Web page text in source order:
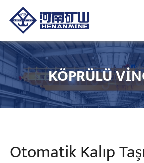
KÖPRÜLÜ
Otomatik Kalıp